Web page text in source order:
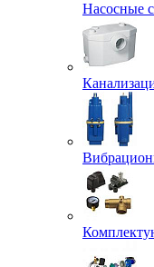
Насосные